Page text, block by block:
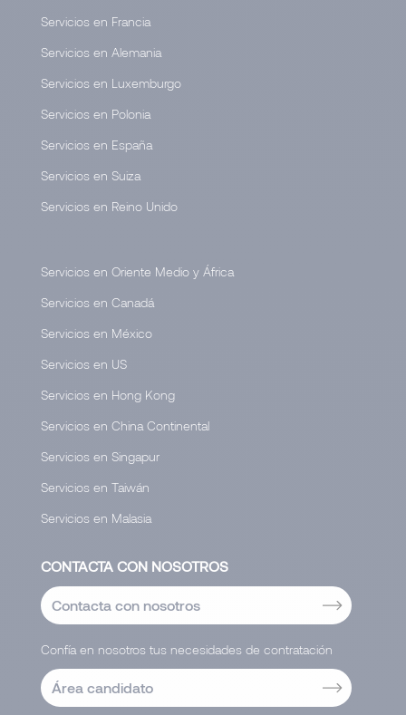
Servicios en Francia
Servicios en Alemania
Servicios en Luxemburgo
Servicios en Polonia
Servicios en España
Servicios en Suiza
Servicios en Reino Unido
Servicios en Oriente Medio y África
Servicios en Canadá
Servicios en México
Servicios en US
Servicios en Hong Kong
Servicios en China Continental
Servicios en Singapur
Servicios en Taiwán
Servicios en Malasia
CONTACTA CON NOSOTROS
Contacta con nosotros
Confía en nosotros tus necesidades de contratación
Área candidato